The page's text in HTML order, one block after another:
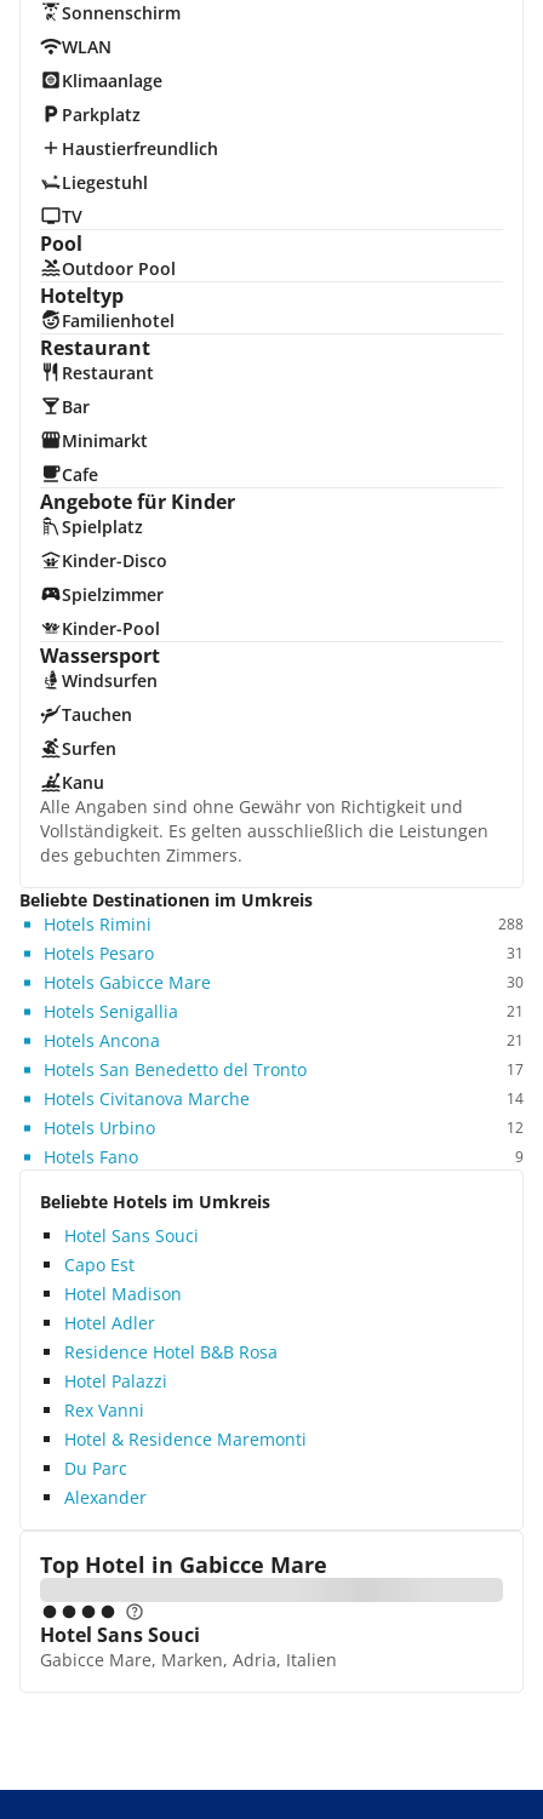
Sonnenschirm
WLAN
Klimaanlage
Parkplatz
Haustierfreundlich
Liegestuhl
TV
Pool
Outdoor Pool
Hoteltyp
Familienhotel
Restaurant
Restaurant
Bar
Minimarkt
Cafe
Angebote für Kinder
Spielplatz
Kinder-Disco
Spielzimmer
Kinder-Pool
Wassersport
Windsurfen
Tauchen
Surfen
Kanu
Alle Angaben sind ohne Gewähr von Richtigkeit und
Vollständigkeit. Es gelten ausschließlich die Leistungen
des gebuchten Zimmers.
Beliebte Destinationen im Umkreis
Hotels Rimini
288
Hotels Pesaro 31
Hotels Gabicce Mare 30
Hotels Senigallia 21
Hotels Ancona 21
Hotels San Benedetto del Tronto 17
Hotels Civitanova Marche 14
Hotels Urbino 12
Hotels Fano 9
Beliebte Hotels im Umkreis
Hotel Sans Souci
Capo Est
Hotel Madison
Hotel Adler
Residence Hotel B&B Rosa
Hotel Palazzi
Rex Vanni
Hotel & Residence Maremonti
Du Parc
Alexander
Top Hotel in Gabicce Mare
Hotel Sans Souci
Gabicce Mare, Marken, Adria, Italien